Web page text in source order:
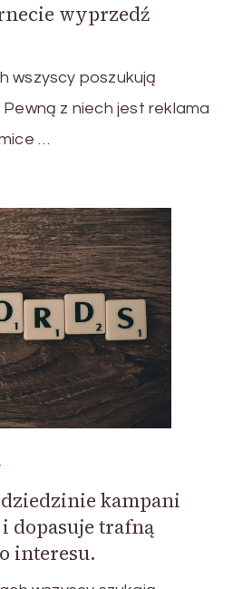
wyprzedź
wszyscy poszukują
z niech jest reklama
…
kampani
dopasuje trafną
interesu.